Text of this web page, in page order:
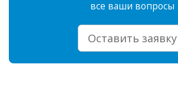
все ваши вопросы
Оставить заявку